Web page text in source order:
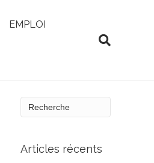
EMPLOI
Articles récents